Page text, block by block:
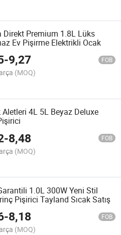
Direkt Premium 1.8L Lüks
Ev Pişirme Elektrikli Ocak
-9,27 FOB
(MOQ)
4L 5L Beyaz Deluxe
-8,48 FOB
(MOQ)
1.0L 300W Yeni Stil
Pişirici Tayland Sıcak Satış
-8,18 FOB
(MOQ)